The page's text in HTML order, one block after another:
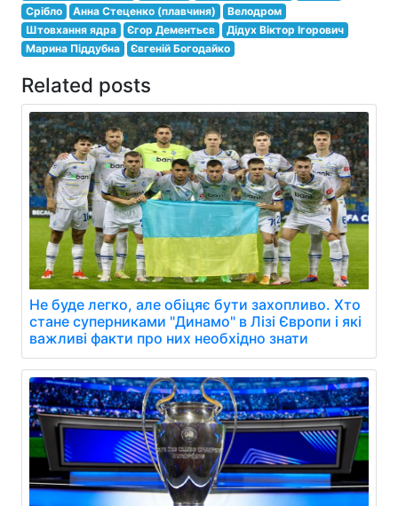
Срібло
Анна Стеценко (плавчиня)
Велодром
Штовхання ядра
Єгор Дементьєв
Дідух Віктор Ігорович
Марина Піддубна
Євгеній Богодайко
Related posts
Не буде легко, але обіцяє бути захопливо. Хто
стане суперниками "Динамо" в Лізі Європи і які
важливі факти про них необхідно знати